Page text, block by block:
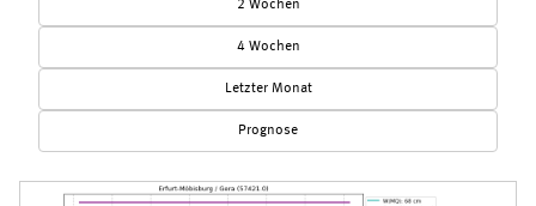
2 Wochen
4 Wochen
Letzter Monat
Prognose